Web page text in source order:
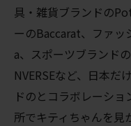
具・雑貨ブランドの
ーのBaccarat、ファッ
a、スポーツブランド
NVERSEなど、日本だ
ドのとコラボレーシ
所でキティちゃんを見